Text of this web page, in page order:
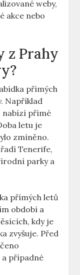
weby,
akce nebo
z Prahy
přímých
Například
nabízí přímé
letu je
zmíněno.
Tenerife,
parky a
přímých letů
období a
kdy je
zvyšuje. Před
a případné